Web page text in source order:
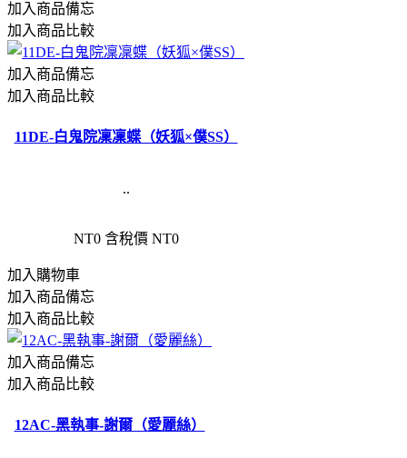
加入商品備忘
加入商品比較
加入商品備忘
加入商品比較
11DE-白鬼院凜凜蝶（妖狐×僕SS）
..
NT0 含稅價 NT0
加入購物車
加入商品備忘
加入商品比較
加入商品備忘
加入商品比較
12AC-黑執事-謝爾（愛麗絲）